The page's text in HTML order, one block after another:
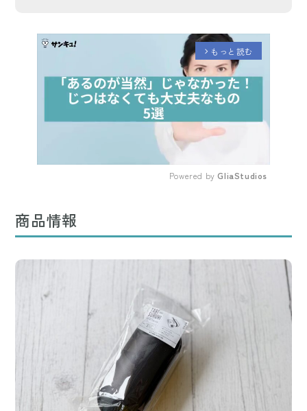
arrow_forward_ios もっと読む
Powered by GliaStudios
商品情報